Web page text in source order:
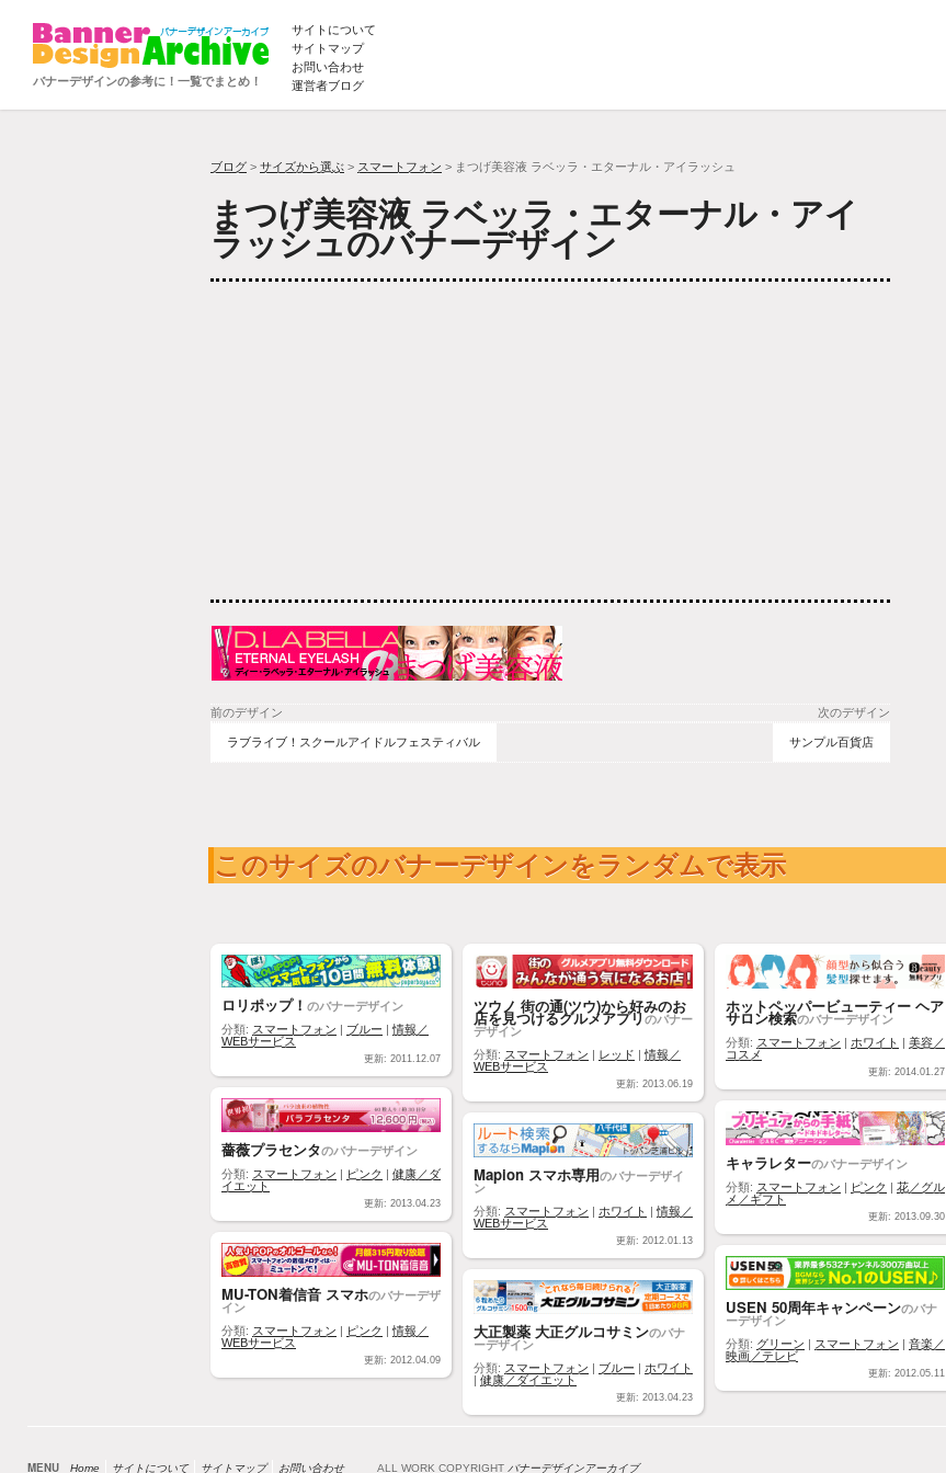
バナーデザインの参考に！一覧でまとめ！
サイトについて
サイトマップ
お問い合わせ
運営者ブログ
ブログ > サイズから選ぶ > スマートフォン > まつげ美容液 ラベッラ・エターナル・アイラッシュ
まつげ美容液 ラベッラ・エターナル・アイ
ラッシュのバナーデザイン
前のデザイン 次のデザイン
ラブライブ！スクールアイドルフェスティバル サンプル百貨店
このサイズのバナーデザインをランダムで表示
ロリポップ！ のバナーデザイン
分類: スマートフォン ブルー |情報／
WEBサービス
更新: 2011.12.07
ツウノ 街の通(ツウ)から好みのお
店を見つけるグルメアプリのバナー
デザイン
分類: スマートフォン レッド |情報／
WEBサービス
更新: 2013.06.19
ホットペッパービューティー ヘア
サロン検索のバナーデザイン
分類: スマートフォン ホワイト
美容／
コスメ
更新: 2014.01.27
薔薇プラセンタのバナーデザイン
分類: スマートフォン ピンク
健康／ダ
イエット
更新: 2013.04.23
キャラレターのバナーデザイン
分類: スマートフォン ピンク
花／グル
メ／ギフト
更新: 2013.09.30
Mapion スマホ専用のバナーデザイ
ン
分類: スマートフォン ホワイト |情報／
WEBサービス
更新: 2012.01.13
MU-TON着信音 スマホのバナーデザ
イン
分類: スマートフォン ピンク |情報／
WEBサービス
更新: 2012.04.09
USEN 50周年キャンペーンのバナ
ーデザイン
分類: グリーン スマートフォン
音楽／
映画／テレビ
更新: 2012.05.11
大正製薬 大正グルコサミンのバナ
ーデザイン
分類: スマートフォン ブルー
ホワイト
健康／ダイエット
更新: 2013.04.23
MENU Home サイトについて サイトマップ お問い合わせ ALL WORK COPYRIGHT バナーデザインアーカイブ